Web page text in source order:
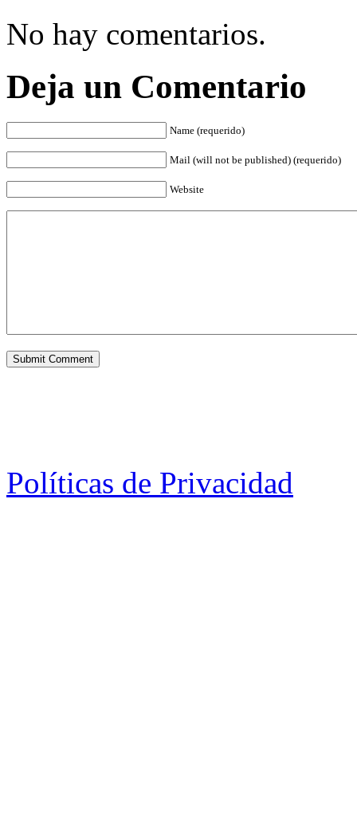
No hay comentarios.
Deja un Comentario
Name (requerido)
Mail (will not be published) (requerido)
Website
Políticas de Privacidad